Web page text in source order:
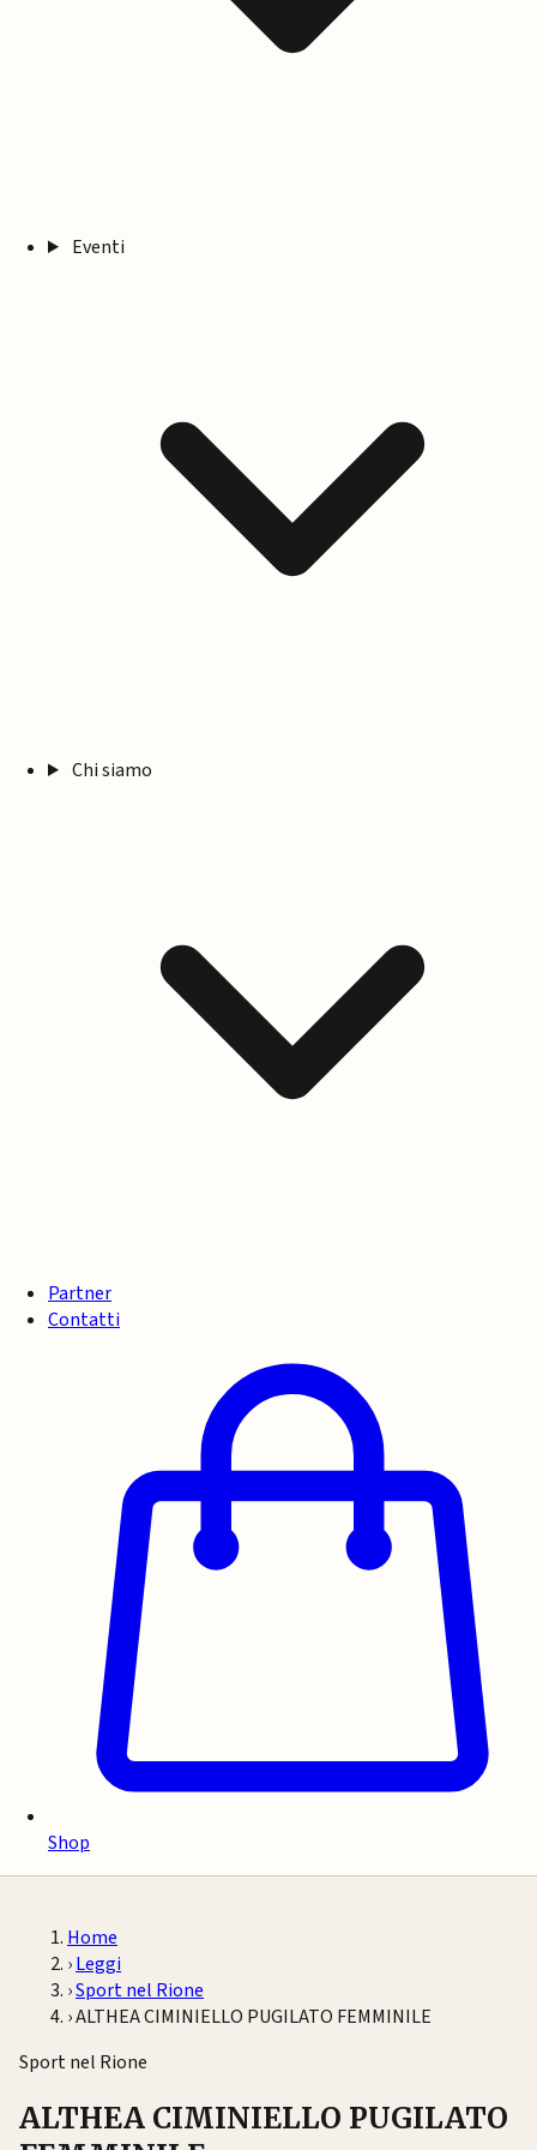
Eventi
Chi siamo
Partner
Contatti
Shop
Home
›Leggi
›Sport nel Rione
›ALTHEA CIMINIELLO PUGILATO FEMMINILE
Sport nel Rione
ALTHEA CIMINIELLO PUGILATO